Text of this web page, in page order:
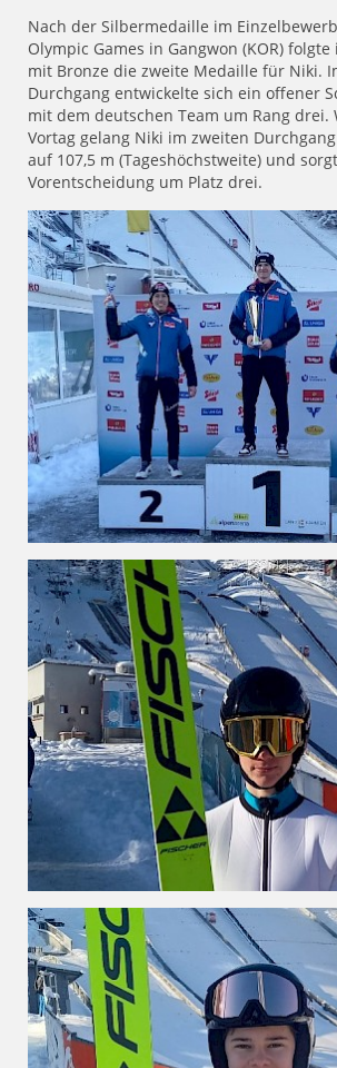
Nach der Silbermedaille im
Olympic Games in Gangwon (KOR)
mit Bronze die zweite Medaille für Niki.
Durchgang entwickelte sich ein offener
mit dem deutschen Team um Rang drei.
Vortag gelang Niki im zweiten
auf 107,5 m (Tageshöchstweite) und
Vorentscheidung um Platz drei.